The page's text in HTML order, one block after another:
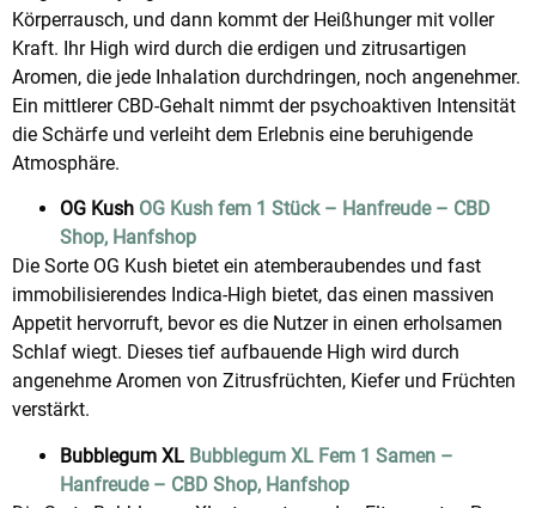
Körperrausch, und dann kommt der Heißhunger mit voller
Kraft. Ihr High wird durch die erdigen und zitrusartigen
Aromen, die jede Inhalation durchdringen, noch angenehmer.
Ein mittlerer CBD-Gehalt nimmt der psychoaktiven Intensität
die Schärfe und verleiht dem Erlebnis eine beruhigende
Atmosphäre.
OG Kush OG Kush fem 1 Stück – Hanfreude – CBD
Shop, Hanfshop
Die Sorte OG Kush bietet ein atemberaubendes und fast
immobilisierendes Indica-High bietet, das einen massiven
Appetit hervorruft, bevor es die Nutzer in einen erholsamen
Schlaf wiegt. Dieses tief aufbauende High wird durch
angenehme Aromen von Zitrusfrüchten, Kiefer und Früchten
verstärkt.
Bubblegum XL Bubblegum XL Fem 1 Samen –
Hanfreude – CBD Shop, Hanfshop